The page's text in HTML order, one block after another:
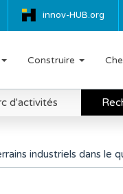
innov-HUB.org
Construire
d'activités
industriels dans le